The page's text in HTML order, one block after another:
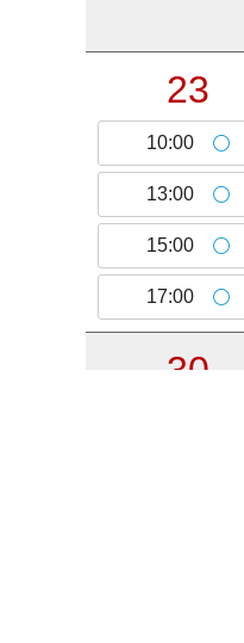
23
10:00
13:00
15:00
17:00
30